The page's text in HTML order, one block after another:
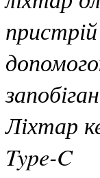
Ліхтар
Type-C